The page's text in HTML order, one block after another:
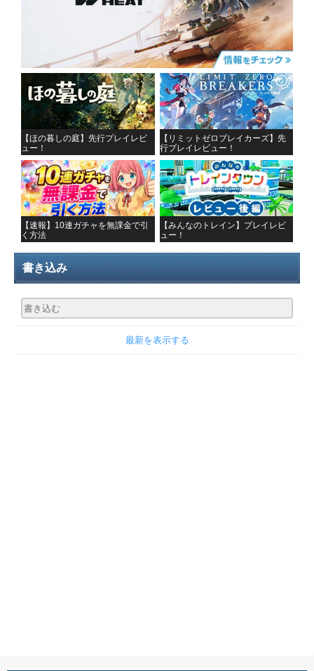
【ほの暮しの庭】先行プレイレビ
ュー！
【リミットゼロブレイカーズ】先
行プレイレビュー！
【速報】10連ガチャを無課金で引
く方法
【みんなのトレイン】プレイレビ
ュー！
書き込み
最新を表示する